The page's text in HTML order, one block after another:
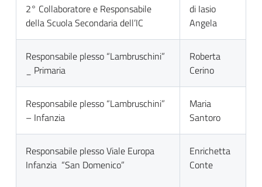
2° Collaboratore e Responsabile
della Scuola Secondaria dell’IC
di Iasio
Angela
Responsabile plesso “Lambruschini”
_ Primaria
Roberta
Cerino
Responsabile plesso “Lambruschini”
– Infanzia
Maria
Santoro
Responsabile plesso Viale Europa
Infanzia “San Domenico”
Enrichetta
Conte